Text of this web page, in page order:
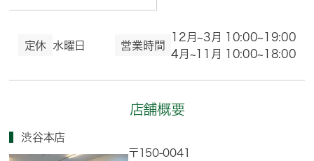
定休 水曜日 営業時間
12月~3月 10:00~19:00
4月~11月 10:00~18:00
店舗概要
渋谷本店
〒150-0041